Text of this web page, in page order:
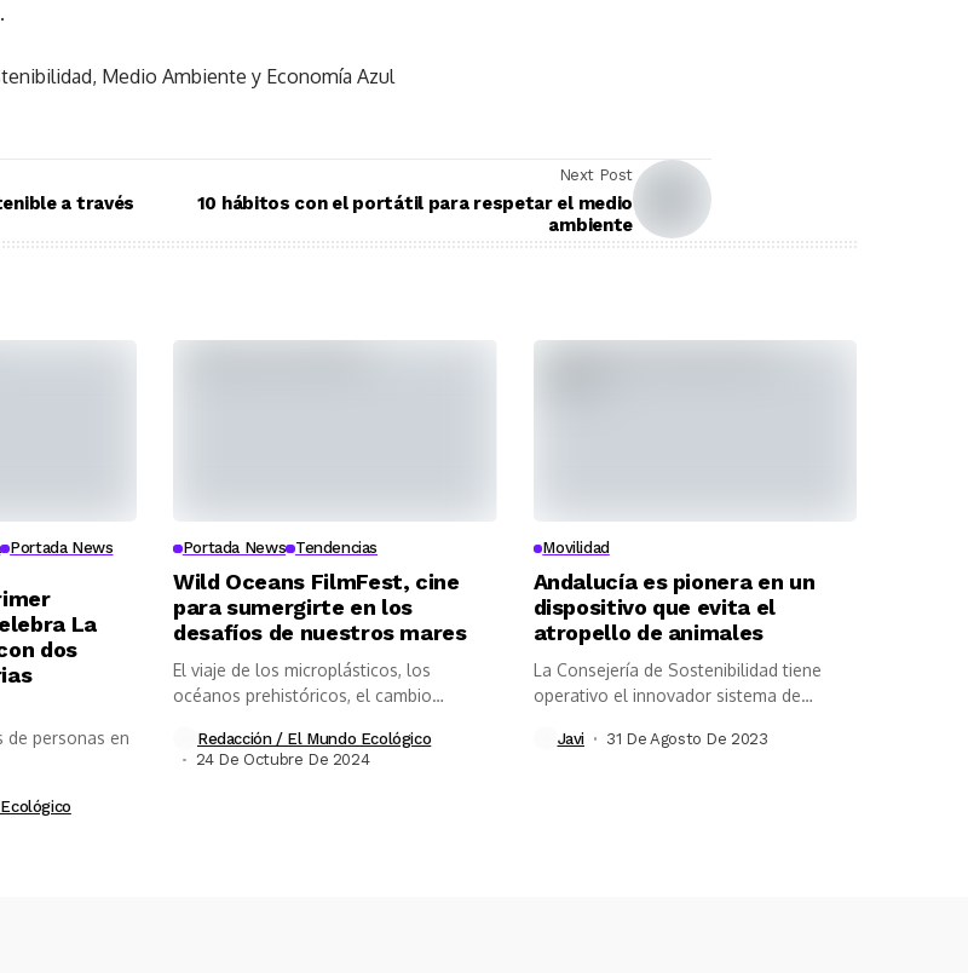
Medio Ambiente y Economía Azul
a través
Next Post
10 hábitos con el portátil para respetar el medio
ambiente
Portada News
La
dos
de personas en
Portada News Tendencias
Wild Oceans FilmFest, cine
para sumergirte en los
desafíos de nuestros mares
El viaje de los microplásticos, los
océanos prehistóricos, el cambio
Redacción / El Mundo Ecológico
24 De Octubre De 2024
Movilidad
Andalucía es pionera en un
dispositivo que evita el
atropello de animales
La Consejería de Sostenibilidad tiene
operativo el innovador sistema de
Javi 31 De Agosto De 2023